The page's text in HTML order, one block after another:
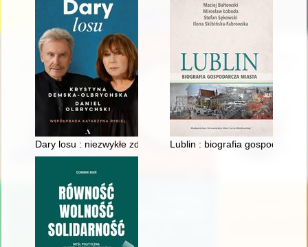
Dary losu : niezwykłe zdarzenia, które były naszym
Lublin : biografia gospodarcza